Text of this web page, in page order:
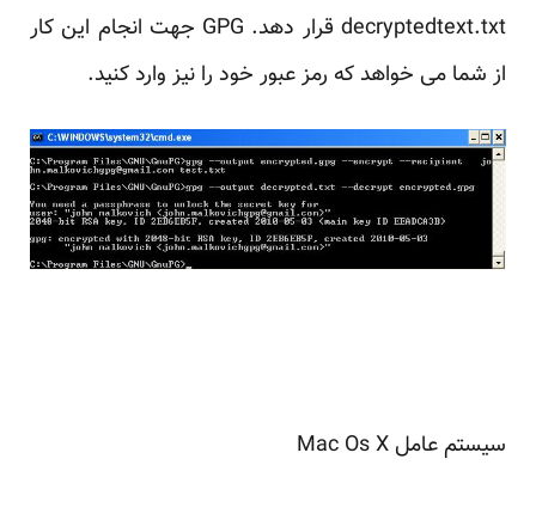
decryptedtext.txt قرار دهد. GPG جهت انجام این کار
از شما می خواهد که رمز عبور خود را نیز وارد کنید.
سیستم عامل Mac Os X